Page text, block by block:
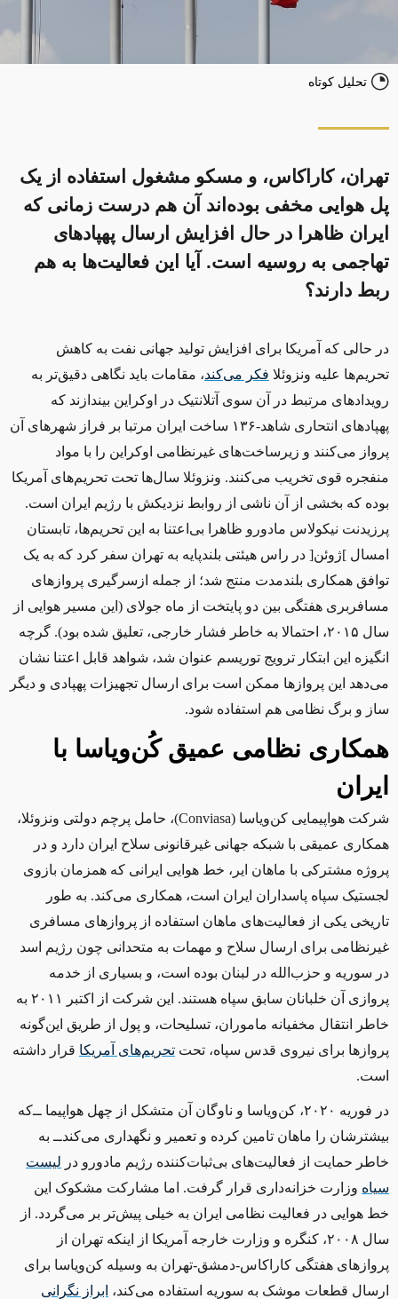
تحلیل کوتاه
تهران، کاراکاس، و مسکو مشغول استفاده از یک
پل هوایی مخفی بوده‌اند آن هم درست زمانی که
ایران ظاهرا در حال افزایش ارسال پهپادهای
تهاجمی به روسیه است. آیا این فعالیت‌ها به هم
ربط دارند؟
در حالی که آمریکا برای افزایش تولید جهانی نفت به کاهش
تحریم‌ها علیه ونزوئلا فکر می‌کند، مقامات باید نگاهی دقیق‌تر به
رویدادهای مرتبط در آن سوی آتلانتیک در اوکراین بیندازند که
پهپادهای انتحاری شاهد-۱۳۶ ساخت ایران مرتبا بر فراز شهرهای آن
پرواز می‌کنند و زیرساخت‌های غیرنظامی اوکراین را با مواد
منفجره قوی تخریب می‌کنند. ونزوئلا سال‌ها تحت تحریم‌های آمریکا
بوده که بخشی از آن ناشی از روابط نزدیکش با رژیم ایران است.
پرزیدنت نیکولاس مادورو ظاهرا بی‌اعتنا به این تحریم‌ها، تابستان
امسال ]ژوئن[ در راس هیئتی بلندپایه به تهران سفر کرد که به یک
توافق همکاری بلندمدت منتج شد؛ از جمله ازسرگیری پروازهای
مسافربری هفتگی بین دو پایتخت از ماه جولای (این مسیر هوایی از
سال ۲۰۱۵، احتمالا به خاطر فشار خارجی، تعلیق شده بود). گرچه
انگیزه این ابتکار ترویج توریسم عنوان شد، شواهد قابل اعتنا نشان
می‌دهد این پروازها ممکن است برای ارسال تجهیزات پهپادی و دیگر
ساز و برگ نظامی هم استفاده شود.
همکاری نظامی عمیق کُنویاسا با
ایران
شرکت هواپیمایی کن‌ویاسا (Conviasa)، حامل پرچم دولتی ونزوئلا،
همکاری عمیقی با شبکه جهانی غیرقانونی سلاح ایران دارد و در
پروژه مشترکی با ماهان ایر، ‌خط هوایی ایرانی که همزمان بازوی
لجستیک سپاه پاسداران ایران است، همکاری می‌کند. به ‌طور
تاریخی یکی از فعالیت‌های ماهان استفاده از پروازهای مسافری
غیرنظامی برای ارسال سلاح و مهمات به متحدانی چون رژیم اسد
در سوریه و حزب‌الله در لبنان بوده است، و بسیاری از خدمه
پروازی آن خلبانان سابق سپاه هستند. این شرکت از اکتبر ۲۰۱۱ به
خاطر انتقال مخفیانه ماموران، تسلیحات، و پول از طریق این‌گونه
پروازها برای نیروی قدس سپاه، تحت تحریم‌های آمریکا قرار داشته
است.
در فوریه ۲۰۲۰، کن‌ویاسا و ناوگان آن متشکل از چهل هواپیما ‌ــ‌که
‌بیشترشان را ماهان تامین کرده و تعمیر و نگهداری می‌کند‌ــ‌ به
خاطر حمایت از فعالیت‌های بی‌ثبات‌کننده رژیم مادورو در لیست
سیاه وزارت خزانه‌داری قرار گرفت. اما مشارکت مشکوک این
خط هوایی در فعالیت نظامی ایران به خیلی پیش‌تر بر می‌گردد. از
سال ۲۰۰۸، کنگره و وزارت خارجه آمریکا از اینکه تهران از
پروازهای هفتگی کاراکاس-دمشق-تهران به وسیله کن‌ویاسا برای
ارسال قطعات موشک به سوریه استفاده می‌کند، ابراز نگرانی